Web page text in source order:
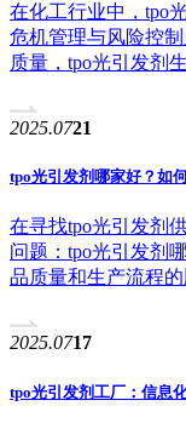
在化工行业中，tpo
危机管理与风险控
质量，tpo光引发剂
2025.0721
tpo光引发剂哪家好？如
在寻找tpo光引发剂
问题：tpo光引发剂
品质量和生产流程的
2025.0717
tpo光引发剂工厂：信息